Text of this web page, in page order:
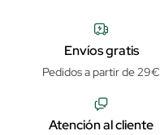
Envíos gratis
Pedidos a partir de 29€
Atención al cliente